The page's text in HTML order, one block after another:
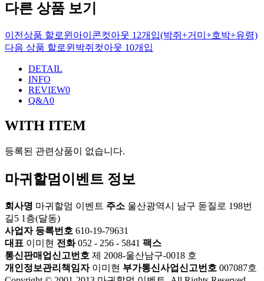
다른 상품 보기
이전상품 할로윈아이콘컷아웃 12개입(박쥐+거미+호박+유령)
다음 상품 할로윈박쥐컷아웃 10개입
DETAIL
INFO
REVIEW0
Q&A0
WITH ITEM
등록된 관련상품이 없습니다.
마귀할멈이벤트 정보
회사명 마귀할멈 이벤트 주소 울산광역시 남구 돋질로 198번
길5 1층(달동)
사업자 등록번호 610-19-79631
대표 이미현 전화052 - 256 - 5841 팩스
통신판매업신고번호 제 2008-울산남구-0018 호
개인정보관리책임자이미현 부가통신사업신고번호 007087호